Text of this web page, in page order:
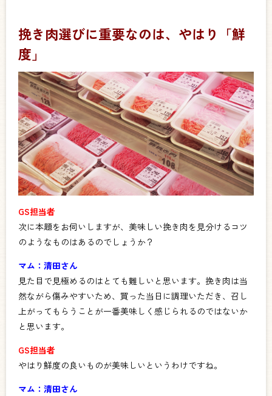
挽き肉選びに重要なのは、やはり「鮮
度」
GS担当者
次に本題をお伺いしますが、美味しい挽き肉を見分けるコツ
のようなものはあるのでしょうか？
マム：清田さん
見た目で見極めるのはとても難しいと思います。挽き肉は当
然ながら傷みやすいため、買った当日に調理いただき、召し
上がってもらうことが一番美味しく感じられるのではないか
と思います。
GS担当者
やはり鮮度の良いものが美味しいというわけですね。
マム：清田さん